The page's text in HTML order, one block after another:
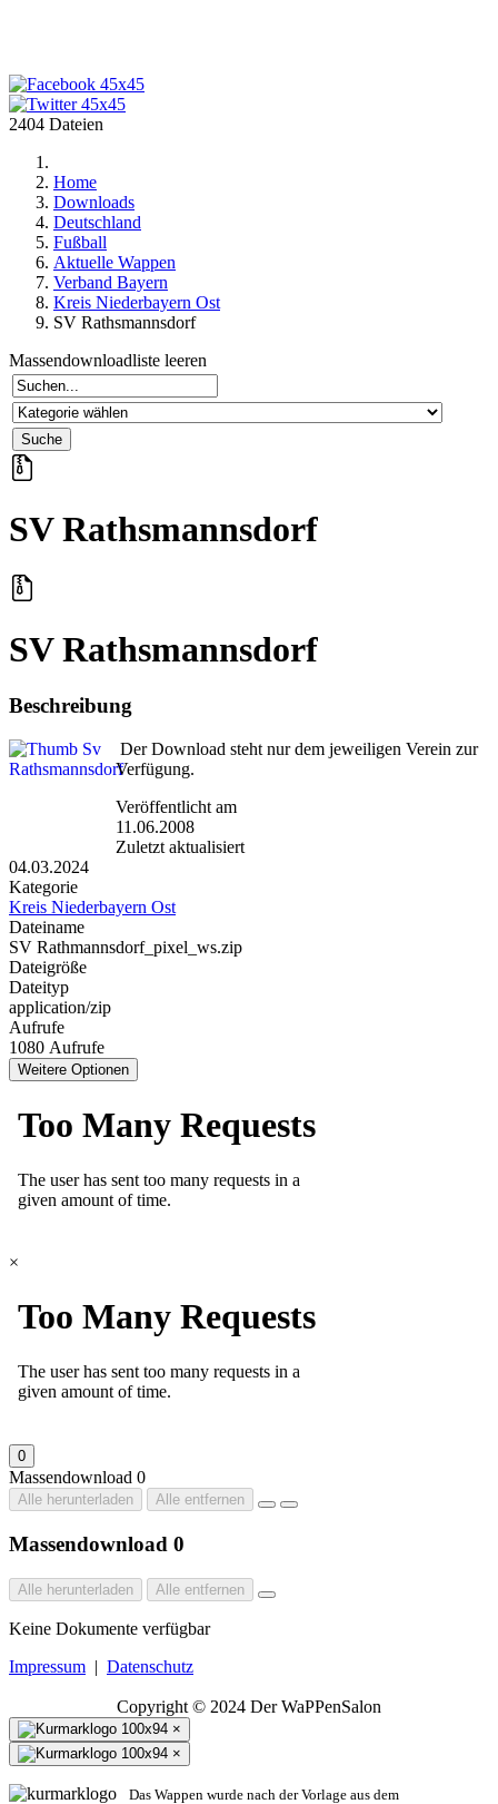
2404 Dateien
Home
Downloads
Deutschland
Fußball
Aktuelle Wappen
Verband Bayern
Kreis Niederbayern Ost
SV Rathsmannsdorf
Massendownloadliste leeren
SV Rathsmannsdorf
SV Rathsmannsdorf
Beschreibung
Der Download steht nur dem jeweiligen Verein zur
Verfügung.
Veröffentlicht am
11.06.2008
Zuletzt aktualisiert
04.03.2024
Kategorie
Kreis Niederbayern Ost
Dateiname
SV Rathmannsdorf_pixel_ws.zip
Dateigröße
Dateityp
application/zip
Aufrufe
1080 Aufrufe
Weitere Optionen
×
0
Massendownload 0
Alle herunterladen Alle entfernen
Massendownload 0
Alle herunterladen Alle entfernen
Keine Dokumente verfügbar
Impressum | Datenschutz
Copyright © 2024 Der WaPPenSalon
×
×
Das Wappen wurde nach der Vorlage aus dem